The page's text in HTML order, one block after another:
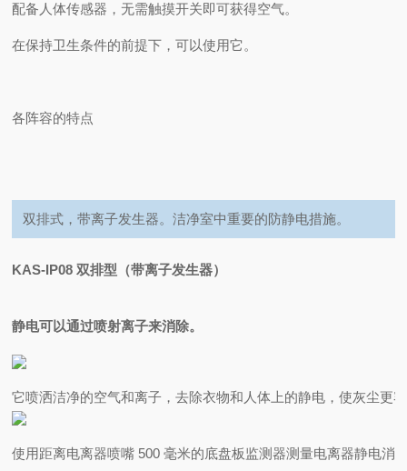
配备人体传感器，无需触摸开关即可获得空气。
在保持卫生条件的前提下，可以使用它。
各阵容的特点
双排式，带离子发生器。洁净室中重要的防静电措施。
KAS-IP08 双排型（带离子发生器）
静电可以通过喷射离子来消除。
它喷洒洁净的空气和离子，去除衣物和人体上的静电，使灰尘更
使用距离电离器喷嘴 500 毫米的底盘板监测器测量电离器静电消